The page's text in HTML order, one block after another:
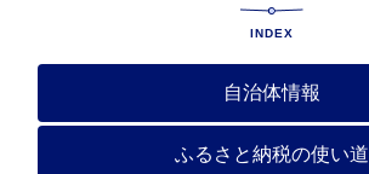
INDEX
自治体情報
ふるさと納税の使い道